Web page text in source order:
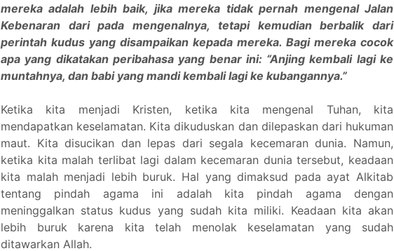
mereka adalah lebih baik, jika mereka tidak pernah mengenal Jalan
Kebenaran dari pada mengenalnya, tetapi kemudian berbalik dari
perintah kudus yang disampaikan kepada mereka. Bagi mereka cocok
apa yang dikatakan peribahasa yang benar ini: “Anjing kembali lagi ke
muntahnya, dan babi yang mandi kembali lagi ke kubangannya.”
Ketika kita menjadi Kristen, ketika kita mengenal Tuhan, kita
mendapatkan keselamatan. Kita dikuduskan dan dilepaskan dari hukuman
maut. Kita disucikan dan lepas dari segala kecemaran dunia. Namun,
ketika kita malah terlibat lagi dalam kecemaran dunia tersebut, keadaan
kita malah menjadi lebih buruk. Hal yang dimaksud pada ayat Alkitab
tentang pindah agama ini adalah kita pindah agama dengan
meninggalkan status kudus yang sudah kita miliki. Keadaan kita akan
lebih buruk karena kita telah menolak keselamatan yang sudah
ditawarkan Allah.